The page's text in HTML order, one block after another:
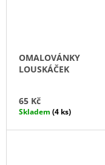
OMALOVÁNKY
LOUSKÁČEK
65 Kč
Skladem (4 ks)